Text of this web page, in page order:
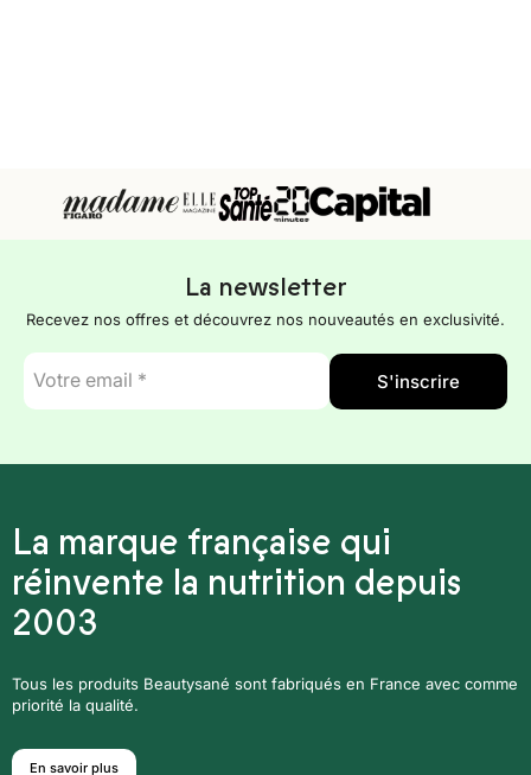
La newsletter
Recevez nos offres et découvrez nos nouveautés en exclusivité.
E-
mail
*
S'inscrire
La marque française qui
réinvente la nutrition depuis
2003
Tous les produits Beautysané sont fabriqués en France avec comme
priorité la qualité.
En savoir plus